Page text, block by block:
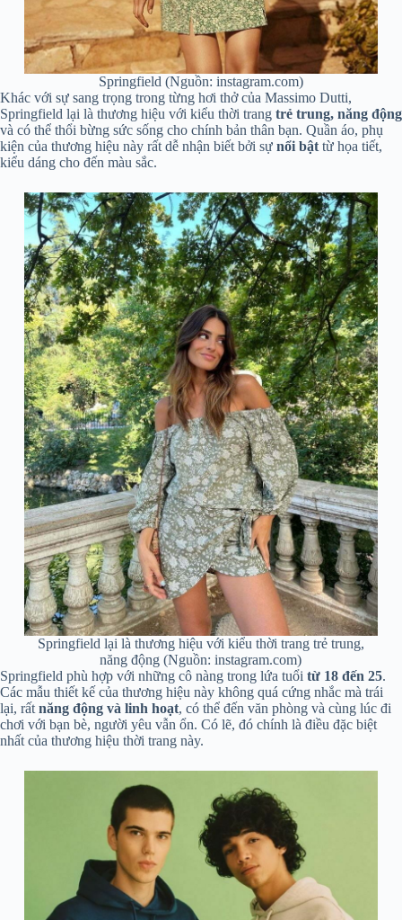
Springfield (Nguồn: instagram.com)
Khác với sự sang trọng trong từng hơi thở của Massimo Dutti,
Springfield lại là thương hiệu với kiểu thời trang trẻ trung, năng động
và có thể thổi bừng sức sống cho chính bản thân bạn. Quần áo, phụ
kiện của thương hiệu này rất dễ nhận biết bởi sự nổi bật từ họa tiết,
kiểu dáng cho đến màu sắc.
Springfield lại là thương hiệu với kiểu thời trang trẻ trung,
năng động (Nguồn: instagram.com)
Springfield phù hợp với những cô nàng trong lứa tuổi từ 18 đến 25.
Các mẫu thiết kế của thương hiệu này không quá cứng nhắc mà trái
lại, rất năng động và linh hoạt, có thể đến văn phòng và cùng lúc đi
chơi với bạn bè, người yêu vẫn ổn. Có lẽ, đó chính là điều đặc biệt
nhất của thương hiệu thời trang này.